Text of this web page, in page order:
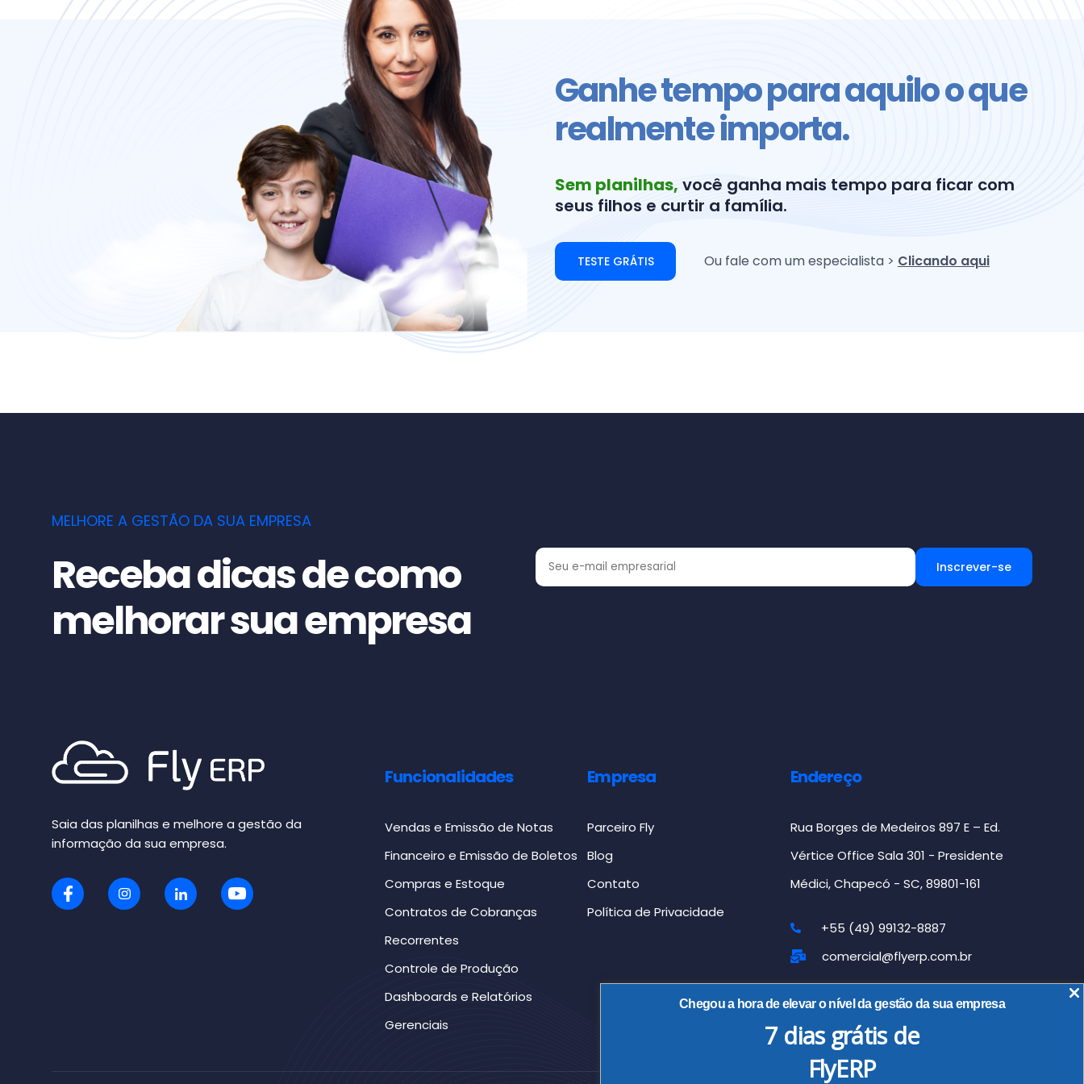
Chegou a hora de elevar o nível da gestão da sua empresa
7 dias grátisde
FlyERP
Ganhe tempo para aquilo o que
realmente importa.
Sem planilhas, você ganha mais tempo para ficar com
seus filhos e curtir a família.
TESTE GRÁTIS Ou fale com um especialista > Clicando aqui
MELHORE A GESTÃO DA SUA EMPRESA
Receba dicas de como
melhorar sua empresa
Saia das planilhas e melhore a gestão da
informação da sua empresa.
Funcionalidades
Vendas e Emissão de Notas
Financeiro e Emissão de Boletos
Compras e Estoque
Contratos de Cobranças
Recorrentes
Controle de Produção
Dashboards e Relatórios
Gerenciais
Empresa
Parceiro Fly
Blog
Contato
Política de Privacidade
Endereço
Rua Borges de Medeiros 897 E – Ed.
Vértice Office Sala 301 - Presidente
Médici, Chapecó - SC, 89801-161
+55 (49) 99132-8887
comercial@flyerp.com.br